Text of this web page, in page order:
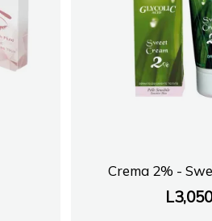
Crema 2% -
L